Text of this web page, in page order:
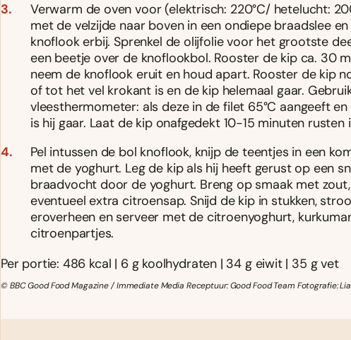
Verwarm de oven voor (elektrisch: 220°C/ hetelucht:
met de velzijde naar boven in een ondiepe braadslee
knoflook erbij. Sprenkel de olijfolie voor het grootste
een beetje over de knoflookbol. Rooster de kip ca. 30
neem de knoflook eruit en houd apart. Rooster de kip
of tot het vel krokant is en de kip helemaal gaar.
vleesthermometer: als deze in de filet 65°C aangeeft
is hij gaar. Laat de kip onafgedekt 10-15 minuten rusten
Pel intussen de bol knoflook, knijp de teentjes in een
met de yoghurt. Leg de kip als hij heeft gerust op een
braadvocht door de yoghurt. Breng op smaak met
eventueel extra citroensap. Snijd de kip in stukken,
eroverheen en serveer met de citroenyoghurt,
citroenpartjes.
Per portie: 486 kcal | 6 g koolhydraten | 34 g eiwit | 35 g vet
© BBC Good Food Magazine / Immediate Media Receptuur: Good Food Team Fotografie: